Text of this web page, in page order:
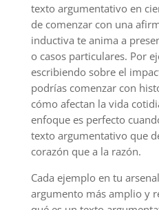
texto argumentativo en
de comenzar con una
inductiva te anima a
o casos particulares. Por
escribiendo sobre el
podrías comenzar con
cómo afectan la vida
enfoque es perfecto
texto argumentativo que
corazón que a la razón.
Cada ejemplo en tu
argumento más amplio y